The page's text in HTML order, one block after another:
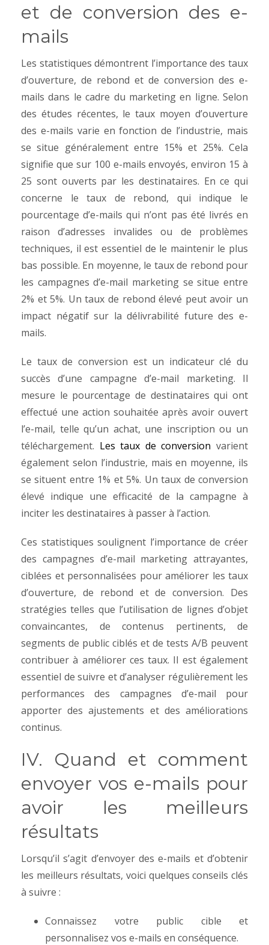
et de conversion des e-
mails
Les statistiques démontrent l’importance des taux
d’ouverture, de rebond et de conversion des e-
mails dans le cadre du marketing en ligne. Selon
des études récentes, le taux moyen d’ouverture
des e-mails varie en fonction de l’industrie, mais
se situe généralement entre 15% et 25%. Cela
signifie que sur 100 e-mails envoyés, environ 15 à
25 sont ouverts par les destinataires. En ce qui
concerne le taux de rebond, qui indique le
pourcentage d’e-mails qui n’ont pas été livrés en
raison d’adresses invalides ou de problèmes
techniques, il est essentiel de le maintenir le plus
bas possible. En moyenne, le taux de rebond pour
les campagnes d’e-mail marketing se situe entre
2% et 5%. Un taux de rebond élevé peut avoir un
impact négatif sur la délivrabilité future des e-
mails.
Le taux de conversion est un indicateur clé du
succès d’une campagne d’e-mail marketing. Il
mesure le pourcentage de destinataires qui ont
effectué une action souhaitée après avoir ouvert
l’e-mail, telle qu’un achat, une inscription ou un
téléchargement. Les taux de conversion varient
également selon l’industrie, mais en moyenne, ils
se situent entre 1% et 5%. Un taux de conversion
élevé indique une efficacité de la campagne à
inciter les destinataires à passer à l’action.
Ces statistiques soulignent l’importance de créer
des campagnes d’e-mail marketing attrayantes,
ciblées et personnalisées pour améliorer les taux
d’ouverture, de rebond et de conversion. Des
stratégies telles que l’utilisation de lignes d’objet
convaincantes, de contenus pertinents, de
segments de public ciblés et de tests A/B peuvent
contribuer à améliorer ces taux. Il est également
essentiel de suivre et d’analyser régulièrement les
performances des campagnes d’e-mail pour
apporter des ajustements et des améliorations
continus.
IV. Quand et comment
envoyer vos e-mails pour
avoir les meilleurs
résultats
Lorsqu’il s’agit d’envoyer des e-mails et d’obtenir
les meilleurs résultats, voici quelques conseils clés
à suivre :
Connaissez votre public cible et
personnalisez vos e-mails en conséquence.